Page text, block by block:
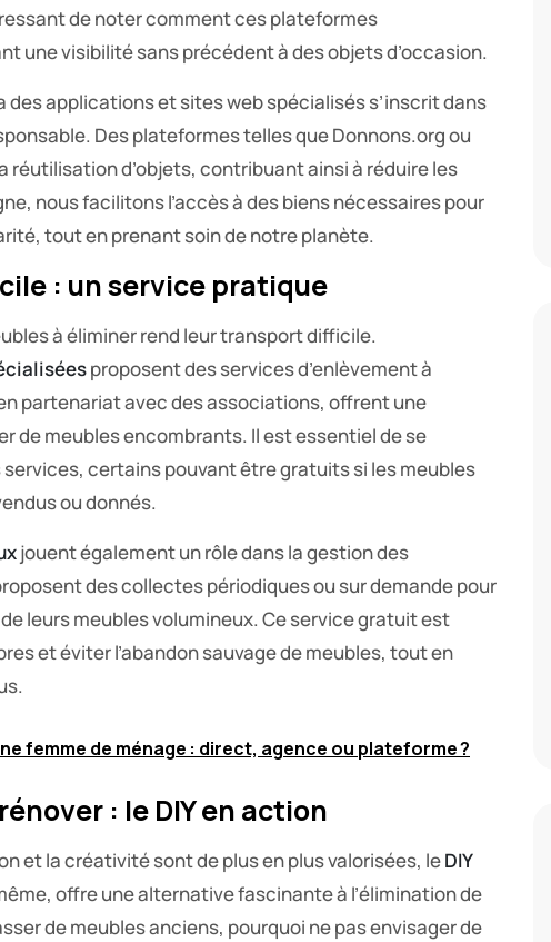
de noter comment ces plateformes
une visibilité sans précédent à des objets d’occasion.
des applications et sites web spécialisés s’inscrit dans
Des plateformes telles que Donnons.org ou
réutilisation d’objets, contribuant ainsi à réduire les
nous facilitons l’accès à des biens nécessaires pour
tout en prenant soin de notre planète.
: un service pratique
à éliminer rend leur transport difficile.
proposent des services d’enlèvement à
partenariat avec des associations, offrent une
de meubles encombrants. Il est essentiel de se
certains pouvant être gratuits si les meubles
ou donnés.
jouent également un rôle dans la gestion des
des collectes périodiques ou sur demande pour
leurs meubles volumineux. Ce service gratuit est
et éviter l’abandon sauvage de meubles, tout en
femme de ménage : direct, agence ou plateforme ?
: le DIY en action
et la créativité sont de plus en plus valorisées, leDIY
offre une alternative fascinante à l’élimination de
de meubles anciens, pourquoi ne pas envisager de